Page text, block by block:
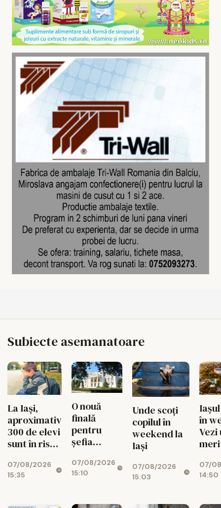
Subiecte asemanatoare
La Iași,
aproximativ
300 de elevi
sunt în risc
07/08/2026
15:35
O nouă
finală
pentru
șefia
Au rămas
doi
07/08/2026
15:10
Unde scoți
copilul în
weekend la
Iași
07/08/2026
15:03
în
Vezi
07/
14:50